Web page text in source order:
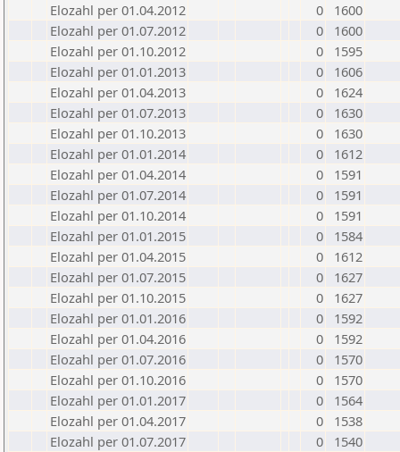
Elozahl per 01.04.2012
0
1600
Elozahl per 01.07.2012
0
1600
Elozahl per 01.10.2012
0
1595
Elozahl per 01.01.2013
0
1606
Elozahl per 01.04.2013
0
1624
Elozahl per 01.07.2013
0
1630
Elozahl per 01.10.2013
0
1630
Elozahl per 01.01.2014
0
1612
Elozahl per 01.04.2014
0
1591
Elozahl per 01.07.2014
0
1591
Elozahl per 01.10.2014
0
1591
Elozahl per 01.01.2015
0
1584
Elozahl per 01.04.2015
0
1612
Elozahl per 01.07.2015
0
1627
Elozahl per 01.10.2015
0
1627
Elozahl per 01.01.2016
0
1592
Elozahl per 01.04.2016
0
1592
Elozahl per 01.07.2016
0
1570
Elozahl per 01.10.2016
0
1570
Elozahl per 01.01.2017
0
1564
Elozahl per 01.04.2017
0
1538
Elozahl per 01.07.2017
0
1540